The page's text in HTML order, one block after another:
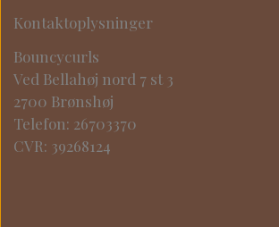
Kontaktoplysninger
Bouncycurls
Ved Bellahøj nord 7 st 3
2700 Brønshøj
Telefon: 26703370
CVR: 39268124